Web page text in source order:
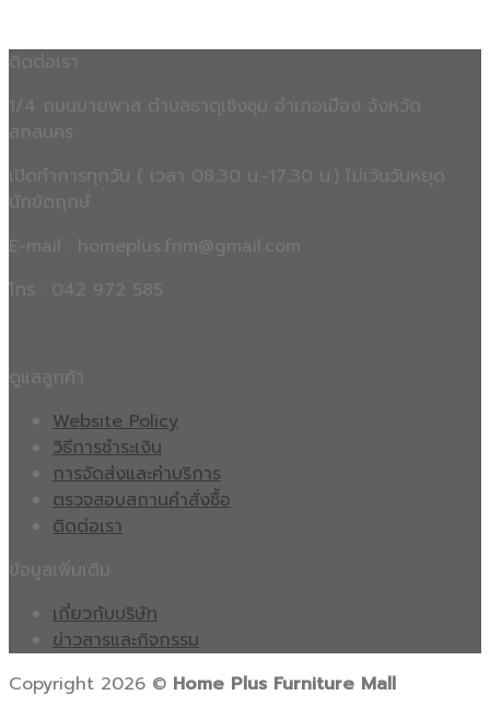
1/4 ถนนบายพาส ตำบลธาตุเชิงชุม อำเภอเมือง จังหวัด
เปิดทำการทุกวัน ( เวลา 08:30 น.-17.30 น.) ไม่เว้นวันหยุด
E-mail : homeplus.fnm@gmail.com
โทร : 042 972 585
Website Policy
วิธีการชำระเงิน
การจัดส่งและค่าบริการ
ตรวจสอบสถานคำสั่งซื้อ
ติดต่อเรา
เกี่ยวกับบริษัท
ข่าวสารและกิจกรรม
Copyright 2026 © Home Plus Furniture Mall